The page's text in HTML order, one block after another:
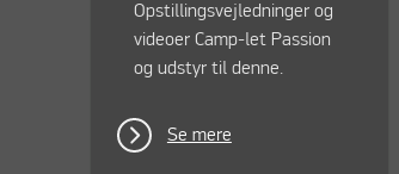
Opstillingsvejledninger og
videoer Camp-let Passion
og udstyr til denne.
Se mere